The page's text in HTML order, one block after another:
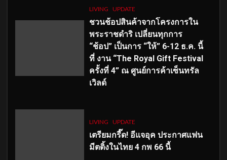
LIVING UPDATE
ชวนช้อปสินค้าจากโครงการใน
พระราชดำริ เปลี่ยนทุกการ
“ช้อป” เป็นการ “ให้” 6-12 ธ.ค. นี้
ที่ งาน “The Royal Gift Festival
ครั้งที่ 4” ณ ศูนย์การค้าเซ็นทรัล
เวิลด์
LIVING UPDATE
เตรียมกรี๊ด! อีแจอุค ประกาศแฟน
มีตติ้งในไทย 4 กพ 66 นี้